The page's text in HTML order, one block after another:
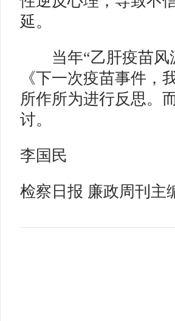
延。
当年“乙肝疫苗风
《下一次疫苗事件，
所作所为进行反思。
讨。
李国民
检察日报 廉政周刊主